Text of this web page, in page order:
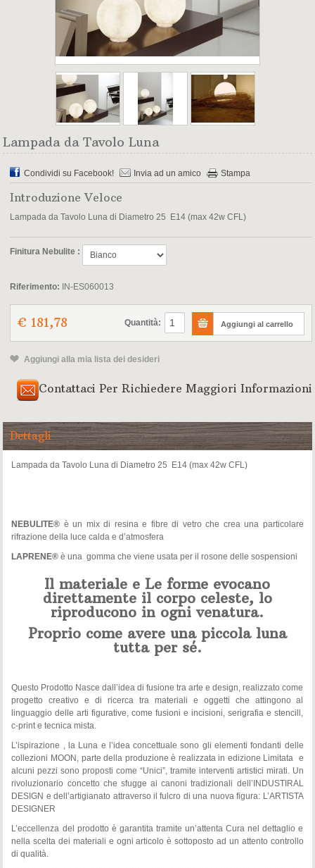
Lampada da Tavolo Luna
Condividi su Facebook! Invia ad un amico Stampa
Introduzione Veloce
Lampada da Tavolo Luna di Diametro 25 E14 (max 42w CFL)
Finitura Nebulite :
Riferimento: IN-ES060013
€ 181,78 Quantità:
Aggiungi alla mia lista dei desideri
Contattaci Per Richiedere Maggiori Informazioni
Dettagli
Lampada da Tavolo Luna di Diametro 25 E14 (max 42w CFL)
NEBULITE® è un mix di resina e fibre di vetro che crea una particolare
rifrazione della luce calda e d’atmosfera
LAPRENE®è una gomma che viene usata per il rosone delle sospensioni
Il materiale e Le forme evocano
direttamente il corpo celeste, lo
riproducono in ogni venatura.
Proprio come avere una piccola luna
tutta per sé.
Questo Prodotto Nasce dall’idea di fusione tra arte e design, realizzato come
progetto creativo e di ricerca tra materiali e oggetti che attingono al
linguaggio delle arti figurative, come fusioni e incisioni, serigrafia e stencill,
c-print e tecnica mista.
L’ispirazione , la Luna e l’idea concettuale sono gli elementi fondanti delle
collezioni MOON, parte della produzione è realizzata in edizione Limitata e
alcuni pezzi sono proposti come “Unici”, tramite interventi artistici mirati. Un
rivoluzionario concetto che sfugge ai canoni tradizionali dell’INDUSTIRAL
DESIGN e dell’artigianato attraverso il fulcro di una nuova figura: L’ARTISTA
DESIGNER
L’eccellenza del prodotto è garantita tramite un’attenta Cura nel dettaglio e
nella scelta dei materiali e ogni articolo è sottoposto ad un attento controllo
di qualità.